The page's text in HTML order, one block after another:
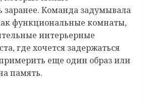
заранее. Команда задумывала
функциональные комнаты,
интерьерные
где хочется задержаться
еще один образ или
память.